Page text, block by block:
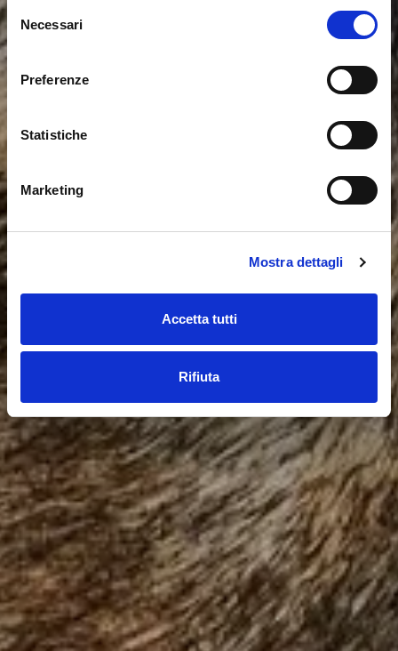
Selezione
del
consenso
Necessari
Preferenze
Statistiche
Marketing
Mostra dettagli
Accetta tutti
Rifiuta